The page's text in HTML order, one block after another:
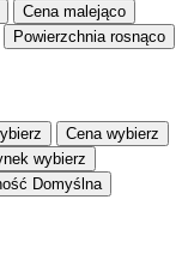
Cena malejąco
Powierzchnia rosnąco
Cena wybierz
wybierz
Domyślna